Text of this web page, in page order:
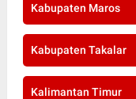
Kabupaten Maros
Kabupaten Takalar
Kalimantan Timur